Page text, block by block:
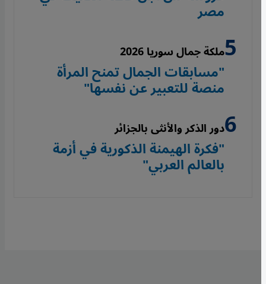
مصر
ملكة جمال سوريا 2026
"مسابقات الجمال تمنح المرأة
منصة للتعبير عن نفسها"
دور الذكر والأنثى بالجزائر
"فكرة الهيمنة الذكورية في أزمة
بالعالم العربي"